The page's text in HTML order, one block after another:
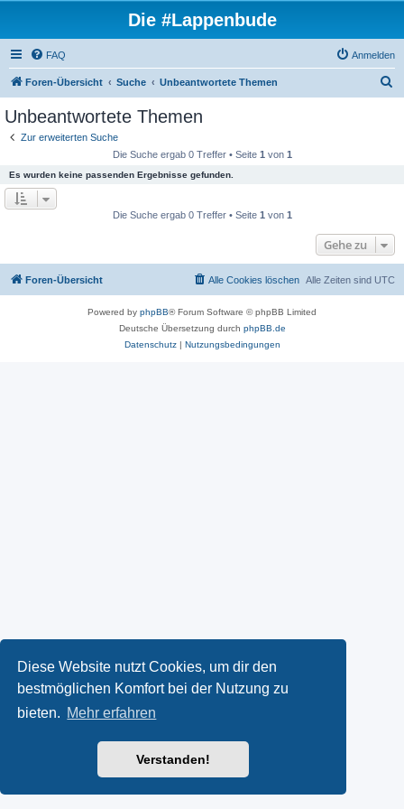
Diese Website nutzt Cookies, um dir den
bestmöglichen Komfort bei der Nutzung zu
bieten. Mehr erfahren
Verstanden!
Die #Lappenbude
FAQ Anmelden
Foren-Übersicht Suche Unbeantwortete Themen
Unbeantwortete Themen
Zur erweiterten Suche
Die Suche ergab 0 Treffer • Seite 1 von 1
Es wurden keine passenden Ergebnisse gefunden.
Die Suche ergab 0 Treffer • Seite 1 von 1
Gehe zu
Foren-Übersicht Alle Zeiten sind UTC
Alle Cookies löschen
Powered by phpBB® Forum Software © phpBB Limited
Deutsche Übersetzung durch phpBB.de
Datenschutz| Nutzungsbedingungen